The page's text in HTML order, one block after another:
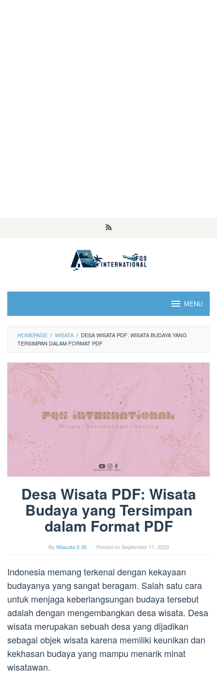
MENU
HOMEPAGE / WISATA / DESA WISATA PDF: WISATA BUDAYA YANG
TERSIMPAN DALAM FORMAT PDF
Desa Wisata PDF: Wisata
Budaya yang Tersimpan
dalam Format PDF
By Wiasata 0 30 Posted onSeptember 11, 2023
Indonesia memang terkenal dengan kekayaan
budayanya yang sangat beragam. Salah satu cara
untuk menjaga keberlangsungan budaya tersebut
adalah dengan mengembangkan desa wisata. Desa
wisata merupakan sebuah desa yang dijadikan
sebagai objek wisata karena memiliki keunikan dan
kekhasan budaya yang mampu menarik minat
wisatawan.